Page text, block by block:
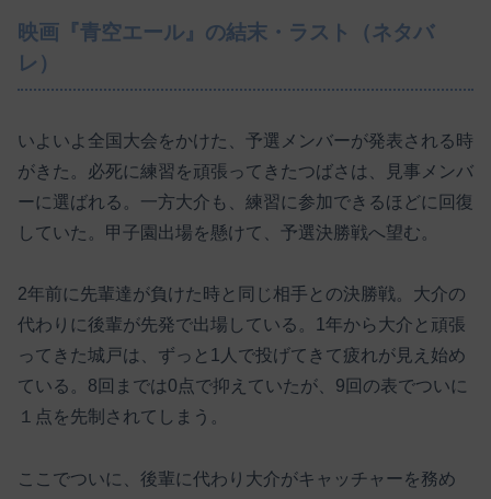
映画『青空エール』の結末・ラスト（ネタバ
レ）
いよいよ全国大会をかけた、予選メンバーが発表される時
がきた。必死に練習を頑張ってきたつばさは、見事メンバ
ーに選ばれる。一方大介も、練習に参加できるほどに回復
していた。甲子園出場を懸けて、予選決勝戦へ望む。
2年前に先輩達が負けた時と同じ相手との決勝戦。大介の
代わりに後輩が先発で出場している。1年から大介と頑張
ってきた城戸は、ずっと1人で投げてきて疲れが見え始め
ている。8回までは0点で抑えていたが、9回の表でついに
１点を先制されてしまう。
ここでついに、後輩に代わり大介がキャッチャーを務め